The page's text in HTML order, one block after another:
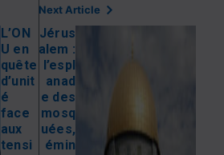
L’ON
U en
quête
d’unit
é
face
aux
tensi
Next Article
Jérus
alem :
l’espl
anad
e des
mosq
uées,
émin